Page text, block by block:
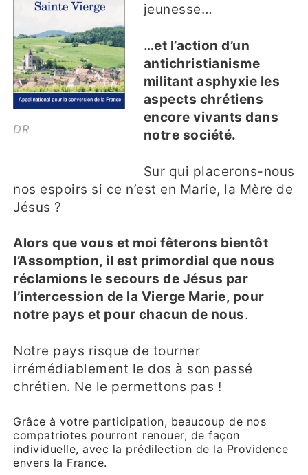
DR
jeunesse…
…et l’action d’un
antichristianisme
militant asphyxie les
aspects chrétiens
encore vivants dans
notre société.
Sur qui placerons-nous
nos espoirs si ce n’est en Marie, la Mère de
Jésus ?
Alors que vous et moi fêterons bientôt
l’Assomption, il est primordial que nous
réclamions le secours de Jésus par
l’intercession de la Vierge Marie, pour
notre pays et pour chacun de nous.
Notre pays risque de tourner
irrémédiablement le dos à son passé
chrétien. Ne le permettons pas !
Grâce à votre participation, beaucoup de nos
compatriotes pourront renouer, de façon
individuelle, avec la prédilection de la Providence
envers la France.